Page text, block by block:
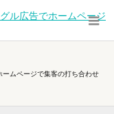
ル広告でホームページ
ムページで集客の打ち合わせ